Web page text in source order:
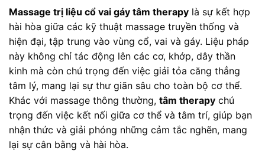
Massage trị liệu cổ vai gáy tâm therapy là sự kết hợp
hài hòa giữa các kỹ thuật massage truyền thống và
hiện đại, tập trung vào vùng cổ, vai và gáy. Liệu pháp
này không chỉ tác động lên các cơ, khớp, dây thần
kinh mà còn chú trọng đến việc giải tỏa căng thẳng
tâm lý, mang lại sự thư giãn sâu cho toàn bộ cơ thể.
Khác với massage thông thường, tâm therapy chú
trọng đến việc kết nối giữa cơ thể và tâm trí, giúp bạn
nhận thức và giải phóng những cảm tắc nghẽn, mang
lại sự cân bằng và hài hòa.